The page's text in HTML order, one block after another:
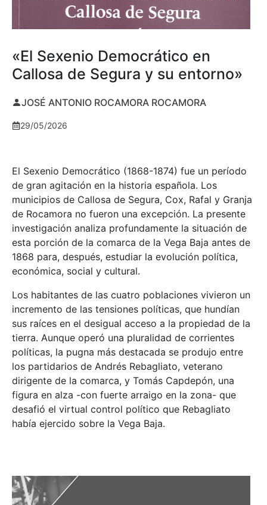
«El Sexenio Democrático en
Callosa de Segura y su entorno»
JOSÉ ANTONIO ROCAMORA ROCAMORA
29/05/2026
El Sexenio Democrático (1868-1874) fue un período
de gran agitación en la historia española. Los
municipios de Callosa de Segura, Cox, Rafal y Granja
de Rocamora no fueron una excepción. La presente
investigación analiza profundamente la situación de
esta porción de la comarca de la Vega Baja antes de
1868 para, después, estudiar la evolución política,
económica, social y cultural.
Los habitantes de las cuatro poblaciones vivieron un
incremento de las tensiones políticas, que hundían
sus raíces en el desigual acceso a la propiedad de la
tierra. Aunque operó una pluralidad de corrientes
políticas, la pugna más destacada se produjo entre
los partidarios de Andrés Rebagliato, veterano
dirigente de la comarca, y Tomás Capdepón, una
figura en alza -con fuerte arraigo en la zona- que
desafió el virtual control político que Rebagliato
había ejercido sobre la Vega Baja.